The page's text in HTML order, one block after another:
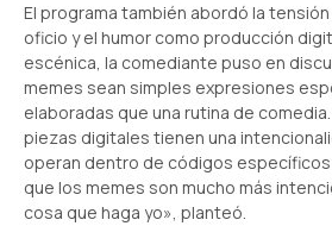
El programa también abordó la
oficio y el humor como producción
escénica, la comediante puso en
memes sean simples expresiones
elaboradas que una rutina de
piezas digitales tienen una
operan dentro de códigos específicos
que los memes son mucho más
cosa que haga yo», planteó.